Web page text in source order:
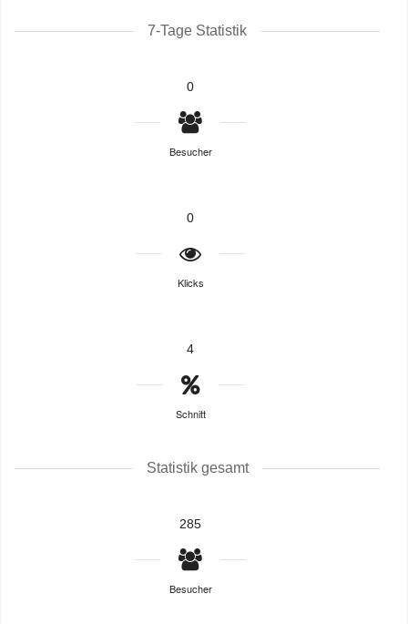
7-Tage Statistik
0
Besucher
0
Klicks
4
Schnitt
Statistik gesamt
285
Besucher